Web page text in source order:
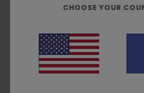
Note moyenne
5.0
CHOOSE YOUR